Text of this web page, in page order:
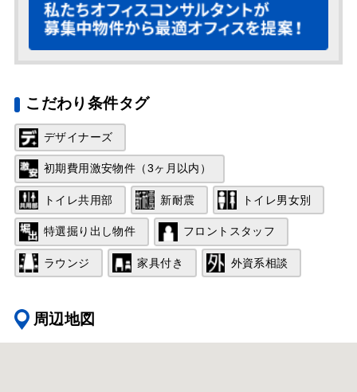
こだわり条件タグ
デザイナーズ
初期費用激安物件（3ヶ月以内）
トイレ共用部 新耐震 トイレ男女別
特選掘り出し物件 フロントスタッフ
ラウンジ 家具付き 外資系相談
周辺地図